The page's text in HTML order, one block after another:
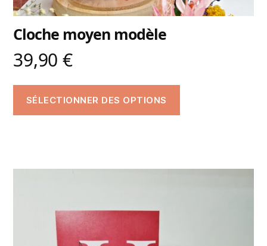
Cloche moyen modèle
39,90 €
SÉLECTIONNER DES OPTIONS